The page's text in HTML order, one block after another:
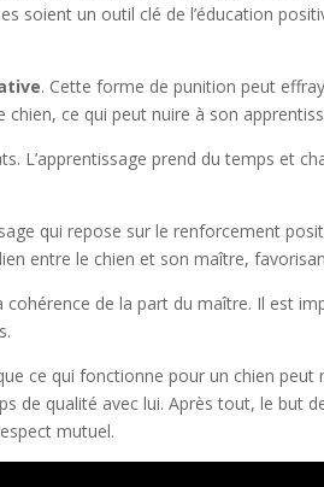
soient un outil clé de l’éducation
. Cette forme de punition peut
chien, ce qui peut nuire à son
L’apprentissage prend du temps et
qui repose sur le renforcement
entre le chien et son maître,
de la part du maître. Il est
ce qui fonctionne pour un chien
qualité avec lui. Après tout, le but
mutuel.